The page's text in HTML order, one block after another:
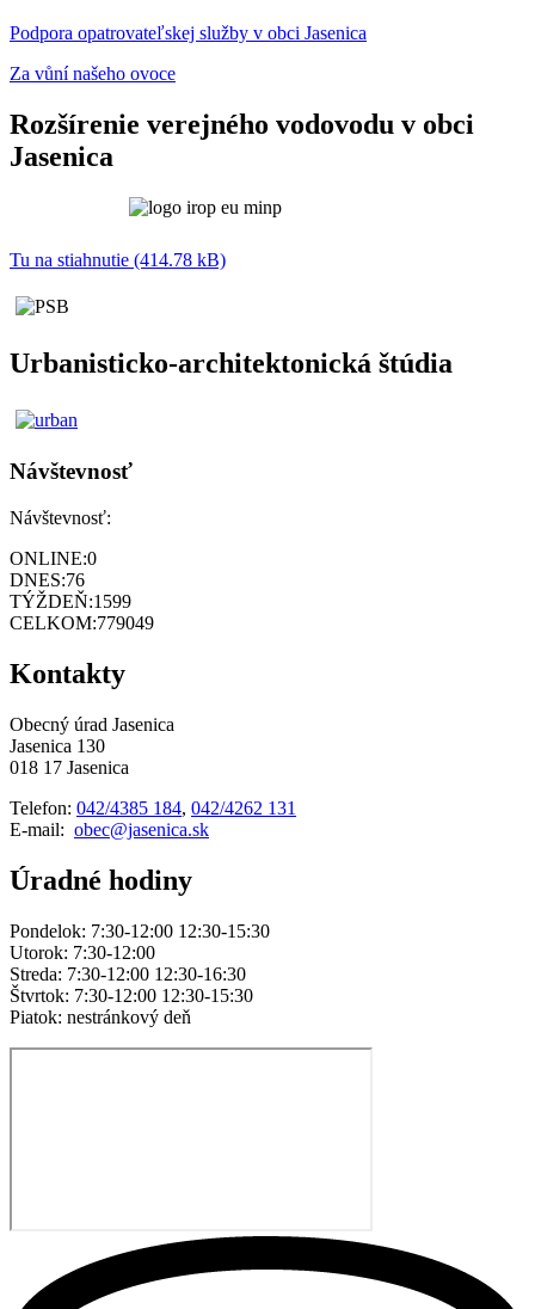
Podpora opatrovateľskej služby v obci Jasenica
Za vůní našeho ovoce
Rozšírenie verejného vodovodu v obci
Jasenica
Tu na stiahnutie (414.78 kB)
Urbanisticko-architektonická štúdia
Návštevnosť
Návštevnosť:
ONLINE:0
DNES:76
TÝŽDEŇ:1599
CELKOM:779049
Kontakty
Obecný úrad Jasenica
Jasenica 130
018 17 Jasenica
Telefon: 042/4385 184, 042/4262 131
E-mail: obec@jasenica.sk
Úradné hodiny
Pondelok: 7:30-12:00 12:30-15:30
Utorok: 7:30-12:00
Streda: 7:30-12:00 12:30-16:30
Štvrtok: 7:30-12:00 12:30-15:30
Piatok: nestránkový deň